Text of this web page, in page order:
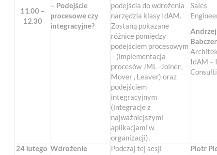
11.00 –
12.30
– Podejście
procesowe czy
integracyjne?
podejścia do wdrożenia
narzędzia klasy IdAM.
Zostaną pokazane
różnice pomiędzy
podejściem procesowym
– (implementacja
procesów JML -Joiner,
Mover , Leaver) oraz
podejściem
integracyjnym
(integracje z
najważniejszymi
aplikacjami w
organizacji).
Sales
Andrzej
IdAM –
24 lutego Wdrożenie
Podczaj tej sesji
Piotr